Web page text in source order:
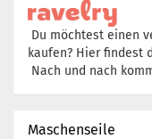
Du möchtest einen
kaufen? Hier findest
Nach und nach
Maschenseile